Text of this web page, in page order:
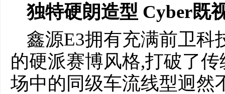
独特硬朗造型 Cyber既
鑫源E3拥有充满前卫科
的硬派赛博风格,打破了
场中的同级车流线型迥然